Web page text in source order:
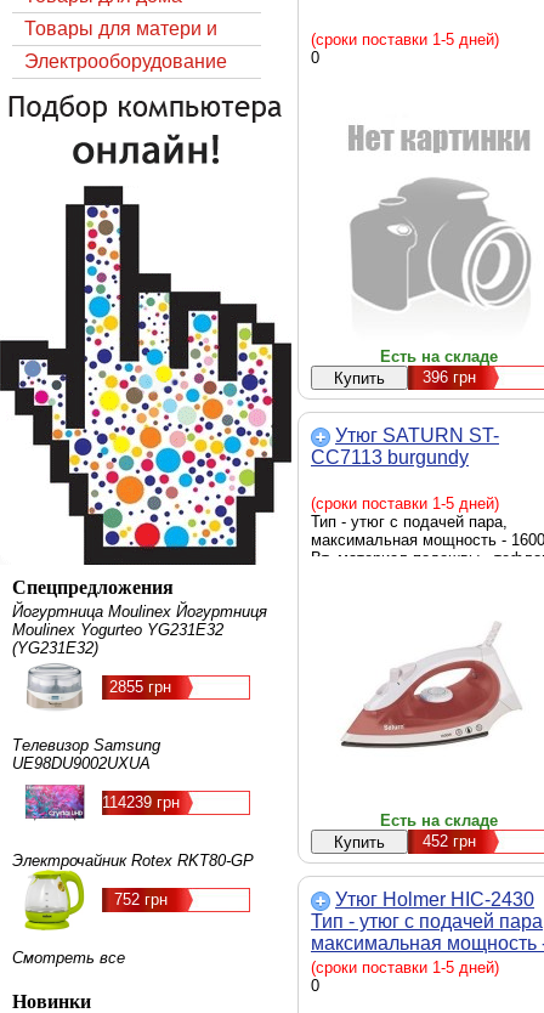
Товары для матери и
ребёнка
Электрооборудование
Спецпредложения
Йогуртница Moulinex Йогуртниця
Moulinex Yogurteo YG231E32
(YG231E32)
2855 грн
Телевизор Samsung
UE98DU9002UXUA
114239 грн
Электрочайник Rotex RKT80-GP
752 грн
Смотреть все
Новинки
(сроки поставки 1-5 дней)
0
Есть на складе
396грн
Утюг SATURN ST-
CC7113 burgundy
(сроки поставки 1-5 дней)
Тип - утюг с подачей пара,
максимальная мощность - 1600
Вт, материал подошвы -
Есть на складе
452грн
Утюг Holmer HIC-2430
Тип - утюг с подачей
максимальная мощность
2400 Вт, материал
- керамика, резервуар
(сроки поставки 1-5 дней)
0